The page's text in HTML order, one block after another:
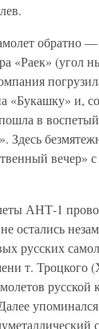
обратно
«Раек» (угол
«Букашку» и,
в
Здесь
вечер»
АНТ-1
остались
русских
т. Троцкого
русской